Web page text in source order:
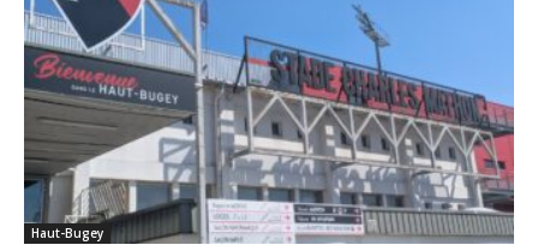
Haut-Bugey